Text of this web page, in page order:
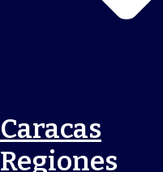
Caracas
Regiones